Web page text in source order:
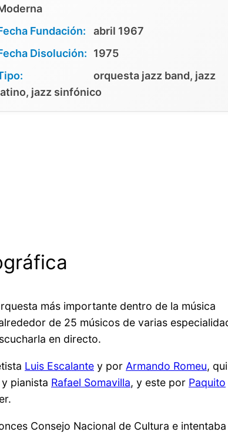
Fundación:
abril 1967
Disolución:
1975
orquesta jazz band, jazz
jazz sinfónico
más importante dentro de la música
de 25 músicos de varias
en directo.
Luis Escalante y por Armando Romeu,
pianista Rafael Somavilla, y este por Paquito
Consejo Nacional de Cultura e intentaba